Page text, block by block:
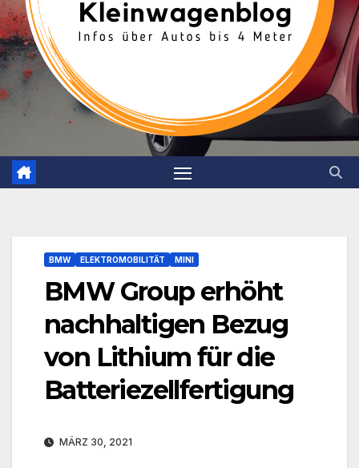
BMW ELEKTROMOBILITÄT MINI
BMW Group erhöht
nachhaltigen Bezug
von Lithium für die
Batteriezellfertigung
MÄRZ 30, 2021